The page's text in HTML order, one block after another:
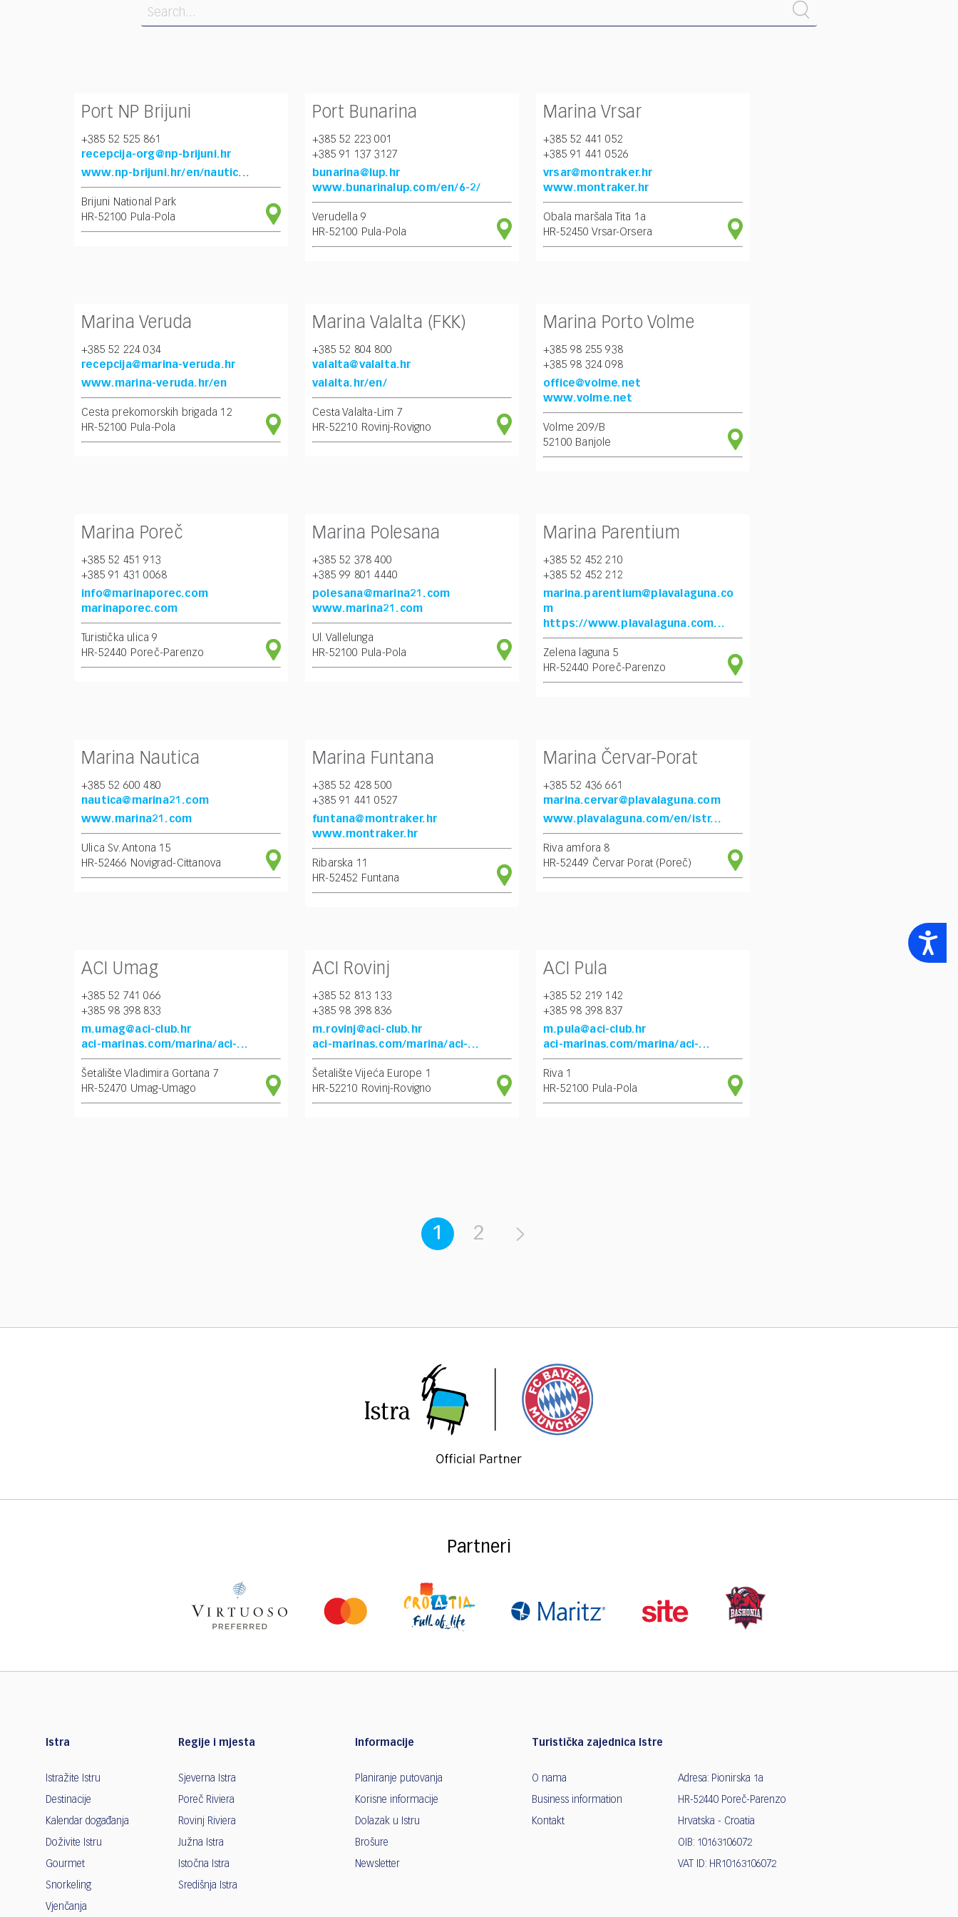
Accessibility
Pretraži
Port NP Brijuni
+385 52 525 861
recepcija-org@np-brijuni.hr
www.np-brijuni.hr/en/nautic...
Brijuni National Park
HR-52100 Pula-Pola
Port Bunarina
+385 52 223 001
+385 91 137 3127
bunarina@lup.hr
www.bunarinalup.com/en/6-2/
Verudella 9
HR-52100 Pula-Pola
Marina Vrsar
+385 52 441 052
+385 91 441 0526
vrsar@montraker.hr
www.montraker.hr
Obala maršala Tita 1a
HR-52450 Vrsar-Orsera
Marina Veruda
+385 52 224 034
recepcija@marina-veruda.hr
www.marina-veruda.hr/en
Cesta prekomorskih brigada 12
HR-52100 Pula-Pola
Marina Valalta (FKK)
+385 52 804 800
valalta@valalta.hr
valalta.hr/en/
Cesta Valalta-Lim 7
HR-52210 Rovinj-Rovigno
Marina Porto Volme
+385 98 255 938
+385 98 324 098
office@volme.net
www.volme.net
Volme 209/B
52100 Banjole
Marina Poreč
+385 52 451 913
+385 91 431 0068
info@marinaporec.com
marinaporec.com
Turistička ulica 9
HR-52440 Poreč-Parenzo
Marina Polesana
+385 52 378 400
+385 99 801 4440
polesana@marina21.com
www.marina21.com
Ul. Vallelunga
HR-52100 Pula-Pola
Marina Parentium
+385 52 452 210
+385 52 452 212
marina.parentium@plavalaguna.co
m
https://www.plavalaguna.com...
Zelena laguna 5
HR-52440 Poreč-Parenzo
Marina Nautica
+385 52 600 480
nautica@marina21.com
www.marina21.com
Ulica Sv. Antona 15
HR-52466 Novigrad-Cittanova
Marina Funtana
+385 52 428 500
+385 91 441 0527
funtana@montraker.hr
www.montraker.hr
Ribarska 11
HR-52452 Funtana
Marina Červar-Porat
+385 52 436 661
marina.cervar@plavalaguna.com
www.plavalaguna.com/en/istr...
Riva amfora 8
HR-52449 Červar Porat (Poreč)
ACI Umag
+385 52 741 066
+385 98 398 833
m.umag@aci-club.hr
aci-marinas.com/marina/aci-...
Šetalište Vladimira Gortana 7
HR-52470 Umag-Umago
ACI Rovinj
+385 52 813 133
+385 98 398 836
m.rovinj@aci-club.hr
aci-marinas.com/marina/aci-...
Šetalište Vijeća Europe 1
HR-52210 Rovinj-Rovigno
ACI Pula
+385 52 219 142
+385 98 398 837
m.pula@aci-club.hr
aci-marinas.com/marina/aci-...
Riva 1
HR-52100 Pula-Pola
1 2
Partneri
Istra
Istražite Istru
Destinacije
Kalendar događanja
Doživite Istru
Gourmet
Snorkeling
Vjenčanja
Regije i mjesta
Sjeverna Istra
Poreč Riviera
Rovinj Riviera
Južna Istra
Istočna Istra
Središnja Istra
Informacije
Planiranje putovanja
Korisne informacije
Dolazak u Istru
Brošure
Newsletter
Turistička zajednica Istre
O nama
Business information
Kontakt
Adresa: Pionirska 1a
HR-52440 Poreč-Parenzo
Hrvatska - Croatia
OIB: 10163106072
VAT ID: HR10163106072